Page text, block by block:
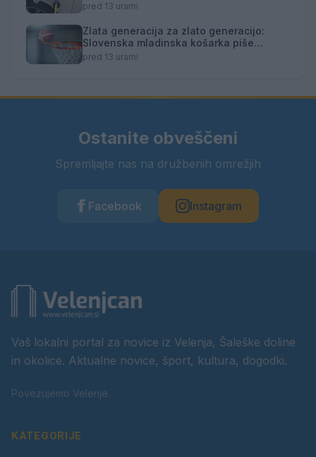
pred 13 urami
Zlata generacija za zlato generacijo:
Slovenska mladinska košarka piše
zgodovino
pred 13 urami
Ostanite obveščeni
Spremljajte nas na družbenih omrežjih
Facebook Instagram
Vaš lokalni portal za novice iz Velenja, Šaleške doline
in okolice. Aktualne novice, šport, kultura, dogodki.
Povezujemo Velenje.
KATEGORIJE